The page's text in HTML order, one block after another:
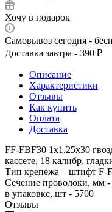
Хочу в подарок
Самовывоз сегодня -
Доставка завтра - 390 ₽
Описание
Характеристики
Отзывы
Как купить
Оплата
Доставка
FF-FBF30 1х1,25х30
кассете, 18 калибр,
Тип крепежа – штифт
Сечение проволоки, мм
в упаковке, шт - 5700
Отзывы